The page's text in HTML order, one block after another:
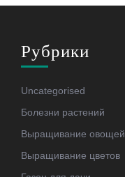
Рубрики
Uncategorised
Болезни растений
Выращивание овощей
Выращивание цветов